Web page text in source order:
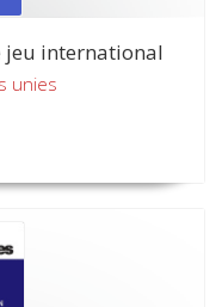
jeu international
unies